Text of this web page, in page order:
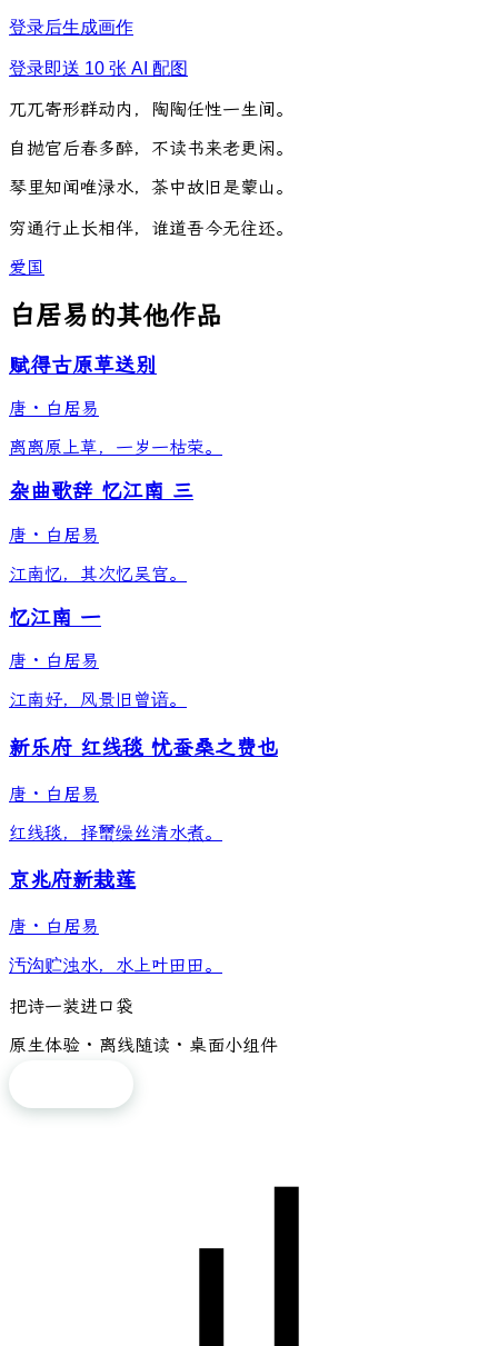
登录后生成画作
登录即送 10 张 AI 配图
兀兀寄形群动内 ， 陶陶任性一生间。
自抛官后春多醉， 不读书来老更 闲。
琴里知闻唯渌水， 茶中故旧 是蒙山。
穷通行止长相伴， 谁道吾今无往还。
爱国
白居易的其他作品
赋得古原草送别
唐 · 白居易
离离原上草，一岁一枯荣。
杂曲歌辞 忆江南 三
唐 · 白居易
江南忆，其次忆吴宫。
忆江南 一
唐 · 白居易
江南好，风景旧曾谙。
新乐府 红线毯 忧蚕桑之费也
唐 · 白居易
红线毯，择蠒缲丝清水煮。
京兆府新栽莲
唐 · 白居易
汚沟贮浊水，水上叶田田。
把诗一装进口袋
原生体验 · 离线随读 · 桌面小组件